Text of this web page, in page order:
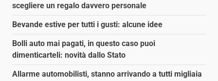
scegliere un regalo davvero personale
Bevande estive per tutti i gusti: alcune idee
Bolli auto mai pagati, in questo caso puoi
dimenticarteli: novità dallo Stato
Allarme automobilisti, stanno arrivando a tutti migliaia